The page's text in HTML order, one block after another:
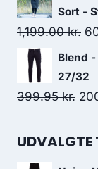
Sort -
1,199.00kr.
Blend
27/32
399.95kr.
UDVALGTE